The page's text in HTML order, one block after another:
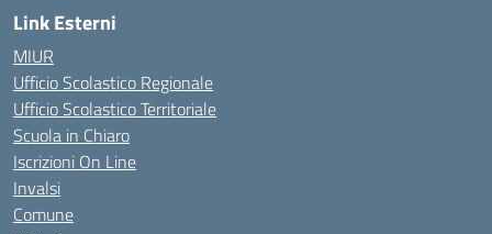
Link Esterni
MIUR
Ufficio Scolastico Regionale
Ufficio Scolastico Territoriale
Scuola in Chiaro
Iscrizioni On Line
Invalsi
Comune